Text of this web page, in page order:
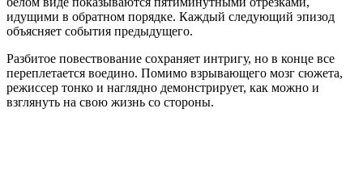
идущими в обратном порядке. Каждый следующий эпизод
объясняет события предыдущего.
Разбитое повествование сохраняет интригу, но в конце все
переплетается воедино. Помимо взрывающего мозг сюжета,
режиссер тонко и наглядно демонстрирует, как можно и
взглянуть на свою жизнь со стороны.